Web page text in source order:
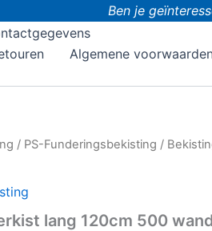
Ben je
Algemene
/ PS-Funderingsbekisting /
lang 120cm 500 wand